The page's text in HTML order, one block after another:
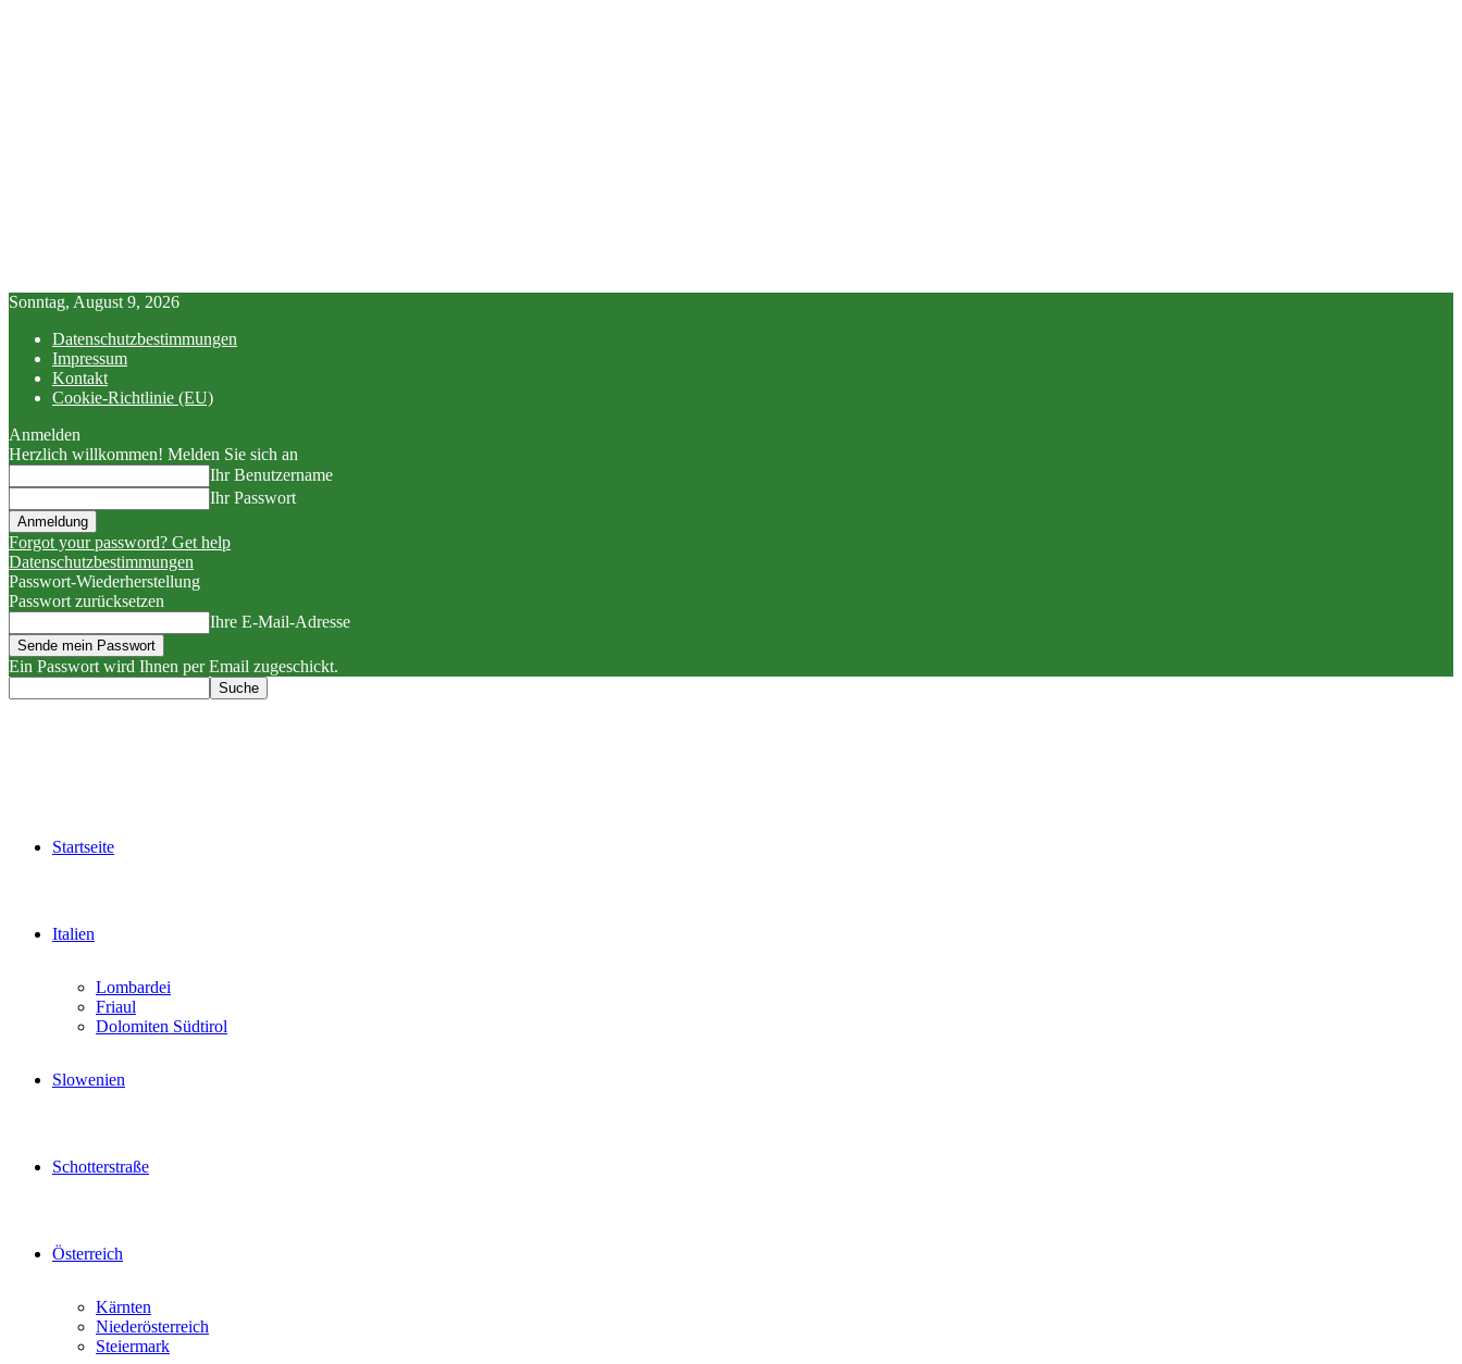
Sonntag, August 9, 2026
Datenschutzbestimmungen
Impressum
Kontakt
Cookie-Richtlinie (EU)
Anmelden
Herzlich willkommen! Melden Sie sich an
Ihr Benutzername
Ihr Passwort
Forgot your password? Get help
Datenschutzbestimmungen
Passwort-Wiederherstellung
Passwort zurücksetzen
Ihre E-Mail-Adresse
Ein Passwort wird Ihnen per Email zugeschickt.
Startseite
Italien
Lombardei
Friaul
Dolomiten Südtirol
Slowenien
Schotterstraße
Österreich
Kärnten
Niederösterreich
Steiermark